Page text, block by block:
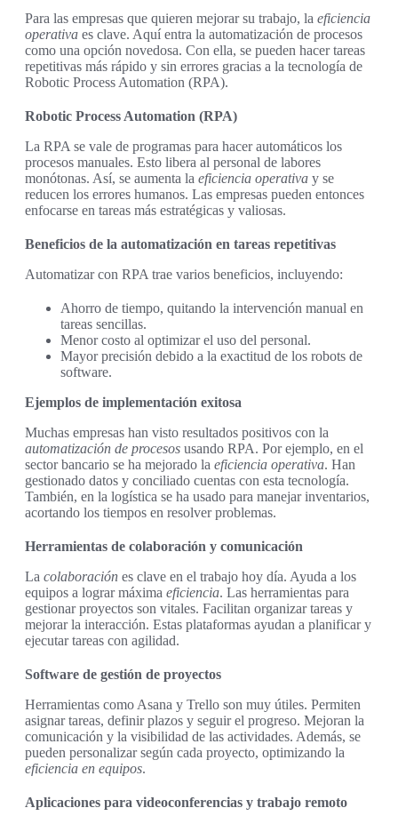
Para las empresas que quieren mejorar su trabajo, la eficiencia
operativa es clave. Aquí entra la automatización de procesos
como una opción novedosa. Con ella, se pueden hacer tareas
repetitivas más rápido y sin errores gracias a la tecnología de
Robotic Process Automation (RPA).
Robotic Process Automation (RPA)
La RPA se vale de programas para hacer automáticos los
procesos manuales. Esto libera al personal de labores
monótonas. Así, se aumenta la eficiencia operativa y se
reducen los errores humanos. Las empresas pueden entonces
enfocarse en tareas más estratégicas y valiosas.
Beneficios de la automatización en tareas repetitivas
Automatizar con RPA trae varios beneficios, incluyendo:
Ahorro de tiempo, quitando la intervención manual en
tareas sencillas.
Menor costo al optimizar el uso del personal.
Mayor precisión debido a la exactitud de los robots de
software.
Ejemplos de implementación exitosa
Muchas empresas han visto resultados positivos con la
automatización de procesos usando RPA. Por ejemplo, en el
sector bancario se ha mejorado la eficiencia operativa. Han
gestionado datos y conciliado cuentas con esta tecnología.
También, en la logística se ha usado para manejar inventarios,
acortando los tiempos en resolver problemas.
Herramientas de colaboración y comunicación
La colaboración es clave en el trabajo hoy día. Ayuda a los
equipos a lograr máxima eficiencia. Las herramientas para
gestionar proyectos son vitales. Facilitan organizar tareas y
mejorar la interacción. Estas plataformas ayudan a planificar y
ejecutar tareas con agilidad.
Software de gestión de proyectos
Herramientas como Asana y Trello son muy útiles. Permiten
asignar tareas, definir plazos y seguir el progreso. Mejoran la
comunicación y la visibilidad de las actividades. Además, se
pueden personalizar según cada proyecto, optimizando la
eficiencia en equipos.
Aplicaciones para videoconferencias y trabajo remoto